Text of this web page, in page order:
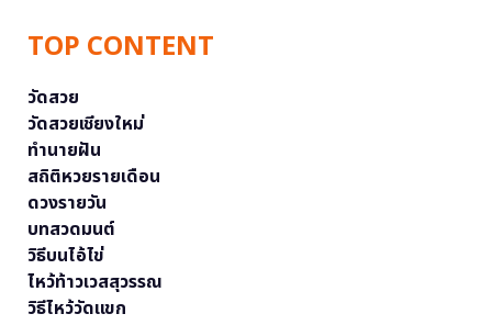
TOP CONTENT
วัดสวย
วัดสวยเชียงใหม่
ทำนายฝัน
สถิติหวยรายเดือน
ดวงรายวัน
บทสวดมนต์
วิธีบนไอ้ไข่
ไหว้ท้าวเวสสุวรรณ
วิธีไหว้วัดแขก